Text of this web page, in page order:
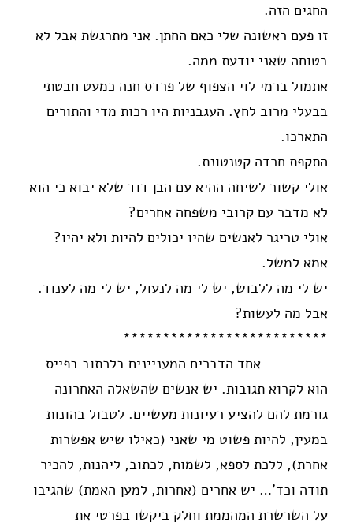
החגים הזה.
זו פעם ראשונה שלי כאם החתן. אני מתרגשת אבל לא
בטוחה שאני יודעת ממה.
אתמול ברמי לוי הצפוף של פרדס חנה כמעט חבטתי
בבעלי מרוב לחץ. העגבניות היו רכות מדי והתורים
התארכו.
התקפת חרדה קטנטונת.
אולי קשור לשיחה ההיא עם הבן דוד שלא יבוא כי הוא
לא מדבר עם קרובי משפחה אחרים?
אולי טריגר לאנשים שהיו יכולים להיות ולא יהיו?
אמא למשל.
יש לי מה ללבוש, יש לי מה לנעול, יש לי מה לענוד.
אבל מה לעשות?
**************************
אחד הדברים המעניינים בלכתוב בפייס
הוא לקרוא תגובות. יש אנשים שהשאלה האחרונה
גורמת להם להציע רעיונות מעשיים. לטבול בהונות
במעין, להיות פשוט מי שאני (כאילו שיש אפשרות
אחרת), ללכת לספא, לשמוח, לכתוב, ליהנות, להכיר
תודה וכד'… יש אחרים (אחרות, למען האמת) שהגיבו
על השרשרת המהממת וחלק ביקשו בפרטי את